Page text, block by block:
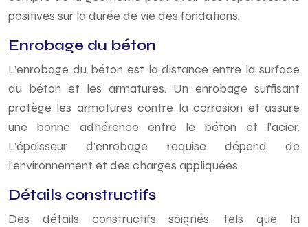
positives sur la durée de vie des fondations.
Enrobage du béton
L’enrobage du béton est la distance entre la surface
du béton et les armatures. Un enrobage suffisant
protège les armatures contre la corrosion et assure
une bonne adhérence entre le béton et l’acier.
L’épaisseur d’enrobage requise dépend de
l’environnement et des charges appliquées.
Détails constructifs
Des détails constructifs soignés, tels que la